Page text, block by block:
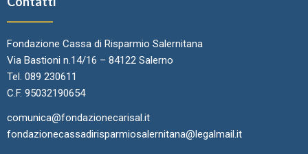
Fondazione Cassa di Risparmio Salernitana
Via Bastioni n.14/16 – 84122 Salerno
Tel. 089 230611
C.F. 95032190654
comunica@fondazionecarisal.it
fondazionecassadirisparmiosalernitana@legalmail.it